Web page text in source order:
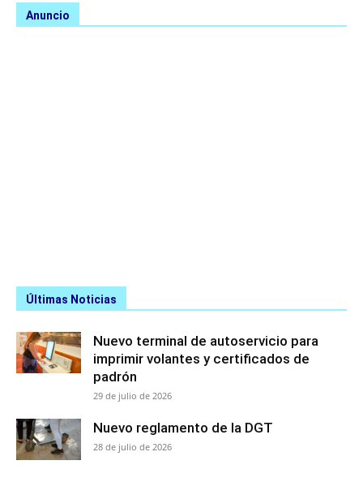
Anuncio
Últimas Noticias
Nuevo terminal de autoservicio para
imprimir volantes y certificados de
padrón
29 de julio de 2026
Nuevo reglamento de la DGT
28 de julio de 2026